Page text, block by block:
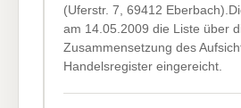
(Uferstr. 7, 69412
am 14.05.2009 die Liste über
Zusammensetzung des
Handelsregister eingereicht.